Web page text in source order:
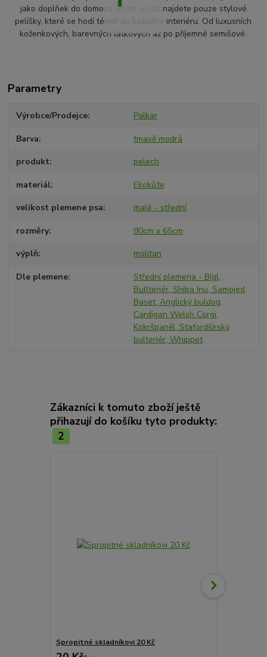
jako doplňek do domova. Proto u nás najdete pouze stylové
pelíšky, které se hodí téměř do každého interiéru. Od luxusních
koženkových, barevných látkových až po příjemné semišové.
Parametry
Výrobce/Prodejce Palkar
Barva tmavě modrá
produkt pelech
materiál Ekokůže
velikost plemene psa malé - střední
rozměry 80cm x 65cm
výplň molitan
Dle plemene
Střední plemena - Bígl,
Bullteriér, Shiba Inu, Samojed,
Baset, Anglický buldog,
Cardigan Welsh Corgi,
Kokršpaněl, Stafordšírský
bulteriér, Whippet
Zákazníci k tomuto zboží ještě
přihazují do košíku tyto produkty:
2
Spropitné skladníkovi 20 Kč